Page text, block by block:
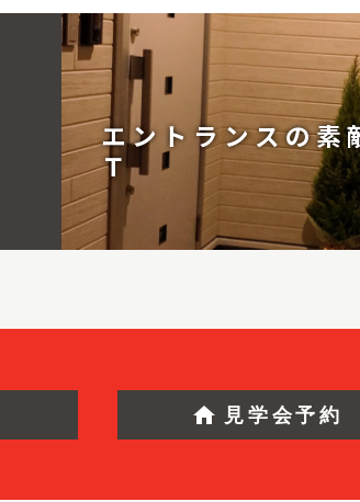
エントランスの素
Ｔ
home 見学会予約